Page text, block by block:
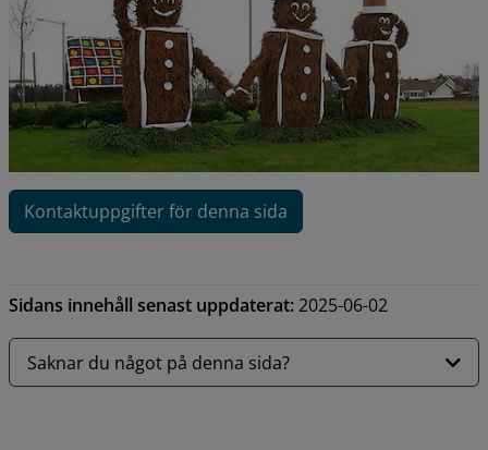
Kontaktuppgifter för denna sida
Sidans innehåll senast uppdaterat:2025-06-02
Saknar du något på denna sida?